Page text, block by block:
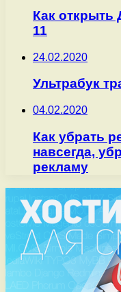
Как открыть
11
24.02.2020
Ультрабук
04.02.2020
Как убрать
навсегда,
рекламу